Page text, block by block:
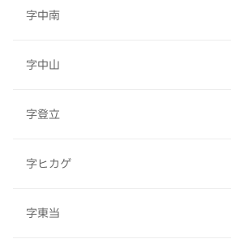
字中南
字中山
字登立
字ヒカゲ
字東当